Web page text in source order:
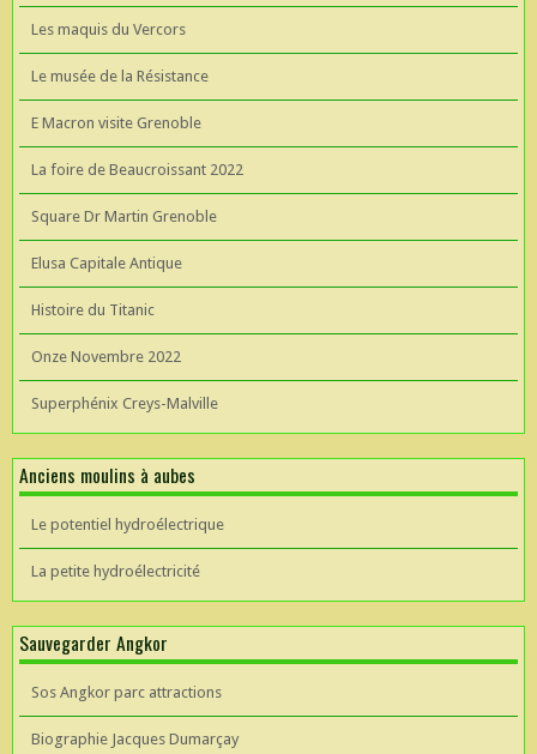
Les maquis du Vercors
Le musée de la Résistance
E Macron visite Grenoble
La foire de Beaucroissant 2022
Square Dr Martin Grenoble
Elusa Capitale Antique
Histoire du Titanic
Onze Novembre 2022
Superphénix Creys-Malville
Anciens moulins à aubes
Le potentiel hydroélectrique
La petite hydroélectricité
Sauvegarder Angkor
Sos Angkor parc attractions
Biographie Jacques Dumarçay